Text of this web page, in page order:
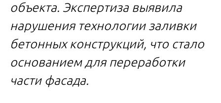
объекта. Экспертиза выявила
нарушения технологии заливки
бетонных конструкций, что стало
основанием для переработки
части фасада.